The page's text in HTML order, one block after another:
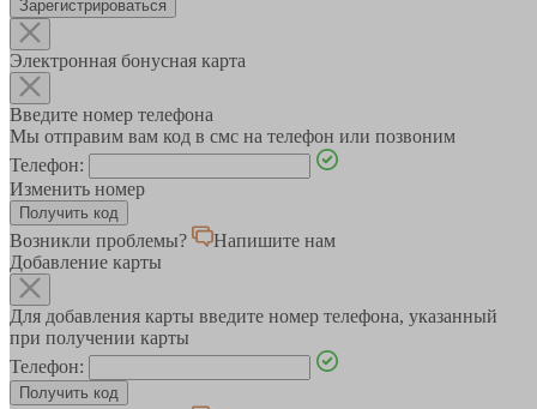
Зарегистрироваться
Электронная бонусная карта
Введите номер телефона
Мы отправим вам код в смс на телефон или позвоним
Телефон:
Изменить номер
Возникли проблемы?
Напишите нам
Добавление карты
Для добавления карты введите номер телефона, указанный
при получении карты
Телефон: